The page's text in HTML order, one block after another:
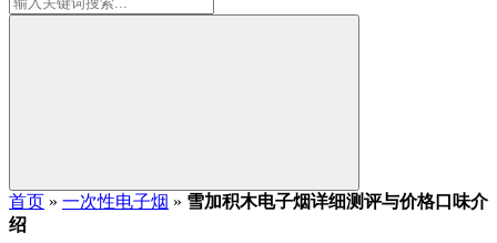
首页 » 一次性电子烟 » 雪加积木电子烟详细测评与价格口味介
绍